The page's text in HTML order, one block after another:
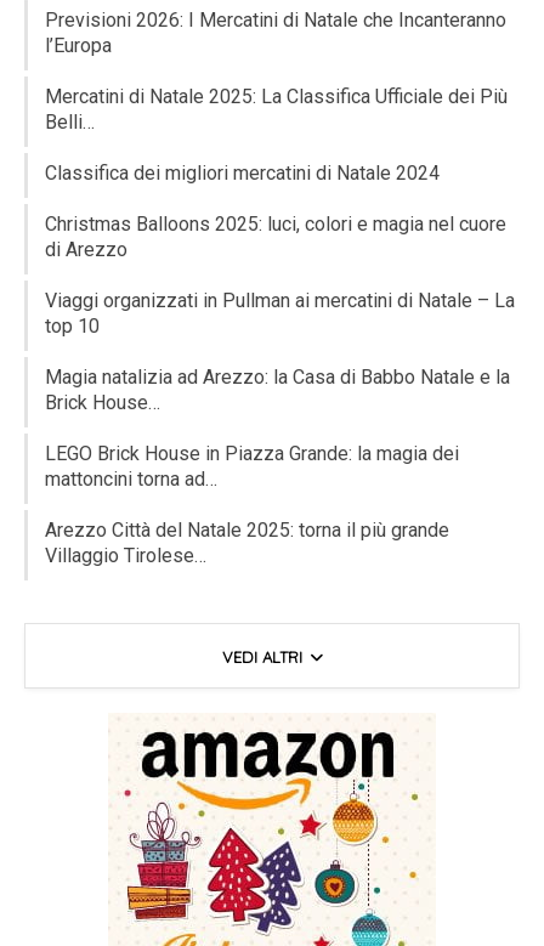
Previsioni 2026: I Mercatini di Natale che Incanteranno
l’Europa
Mercatini di Natale 2025: La Classifica Ufficiale dei Più
Belli…
Classifica dei migliori mercatini di Natale 2024
Christmas Balloons 2025: luci, colori e magia nel cuore
di Arezzo
Viaggi organizzati in Pullman ai mercatini di Natale – La
top 10
Magia natalizia ad Arezzo: la Casa di Babbo Natale e la
Brick House…
LEGO Brick House in Piazza Grande: la magia dei
mattoncini torna ad…
Arezzo Città del Natale 2025: torna il più grande
Villaggio Tirolese…
VEDI ALTRI